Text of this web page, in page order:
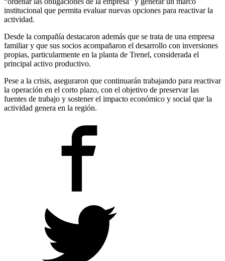
institucional que permita evaluar nuevas opciones para reactivar la
actividad.
Desde la compañía destacaron además que se trata de una empresa
familiar y que sus socios acompañaron el desarrollo con inversiones
propias, particularmente en la planta de Trenel, considerada el
principal activo productivo.
Pese a la crisis, aseguraron que continuarán trabajando para reactivar
la operación en el corto plazo, con el objetivo de preservar las
fuentes de trabajo y sostener el impacto económico y social que la
actividad genera en la región.